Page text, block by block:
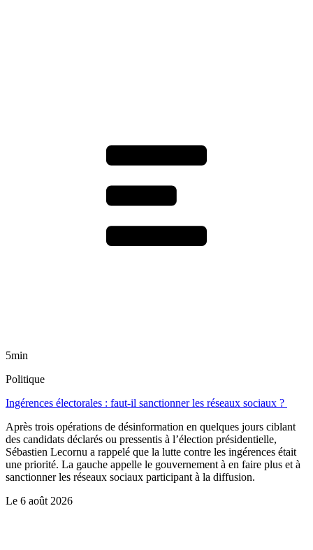
5min
Politique
Ingérences électorales : faut-il sanctionner les réseaux sociaux ?
Après trois opérations de désinformation en quelques jours ciblant
des candidats déclarés ou pressentis à l’élection présidentielle,
Sébastien Lecornu a rappelé que la lutte contre les ingérences était
une priorité. La gauche appelle le gouvernement à en faire plus et à
sanctionner les réseaux sociaux participant à la diffusion.
Le 6 août 2026